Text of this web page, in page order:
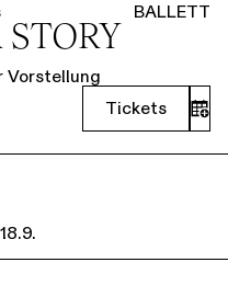
BALLETT
Vorstellung
Tickets
18.9.